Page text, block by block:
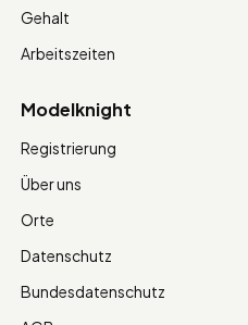
Gehalt
Arbeitszeiten
Modelknight
Registrierung
Über uns
Orte
Datenschutz
Bundesdatenschutz